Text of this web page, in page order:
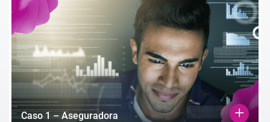
Caso 1 – Aseguradora